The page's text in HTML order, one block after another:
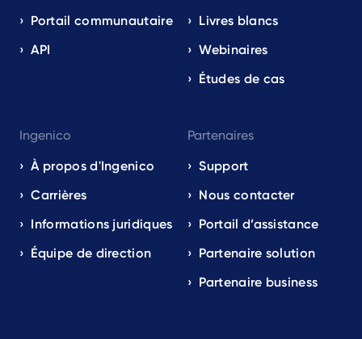
Portail communautaire
API
Livres blancs
Webinaires
Études de cas
Ingenico
À propos d'Ingenico
Carrières
Informations juridiques
Équipe de direction
Partenaires
Support
Nous contacter
Portail d’assistance
Partenaire solution
Partenaire business